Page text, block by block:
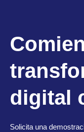
digital
Solicita una